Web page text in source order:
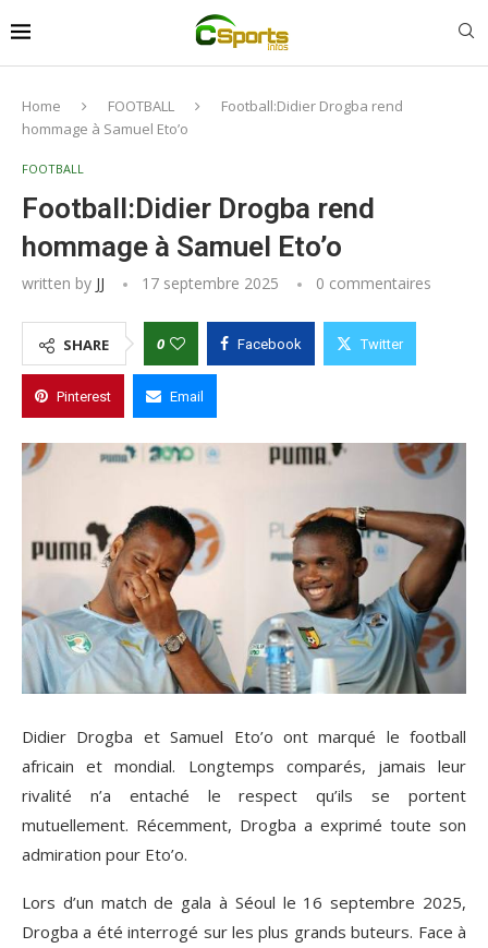
Home FOOTBALL
Football:Didier Drogba rend
hommage à Samuel Eto’o
FOOTBALL
Football:Didier Drogba rend
hommage à Samuel Eto’o
written by JJ 17 septembre 2025 0 commentaires
SHARE 0 Facebook Twitter
Pinterest Email
Didier Drogba et Samuel Eto’o ont marqué le football
africain et mondial. Longtemps comparés, jamais leur
rivalité n’a entaché le respect qu’ils se portent
mutuellement. Récemment, Drogba a exprimé toute son
admiration pour Eto’o.
Lors d’un match de gala à Séoul le 16 septembre 2025,
Drogba a été interrogé sur les plus grands buteurs. Face à